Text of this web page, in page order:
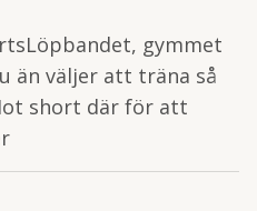
gymmet
än väljer att träna så
short där för att